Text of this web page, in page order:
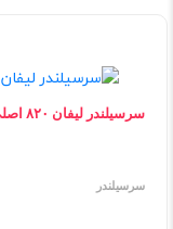
سرسیلندر لیفان ۸۲۰ اصلی
سرسیلندر